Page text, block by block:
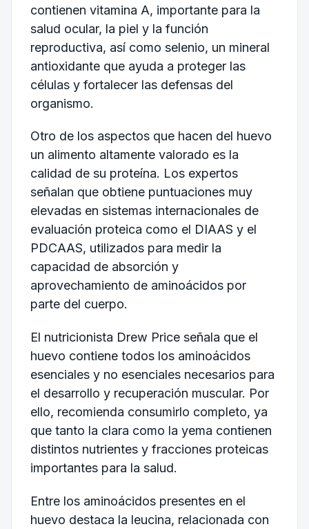
contienen vitamina A, importante para la
salud ocular, la piel y la función
reproductiva, así como selenio, un mineral
antioxidante que ayuda a proteger las
células y fortalecer las defensas del
organismo.
Otro de los aspectos que hacen del huevo
un alimento altamente valorado es la
calidad de su proteína. Los expertos
señalan que obtiene puntuaciones muy
elevadas en sistemas internacionales de
evaluación proteica como el DIAAS y el
PDCAAS, utilizados para medir la
capacidad de absorción y
aprovechamiento de aminoácidos por
parte del cuerpo.
El nutricionista Drew Price señala que el
huevo contiene todos los aminoácidos
esenciales y no esenciales necesarios para
el desarrollo y recuperación muscular. Por
ello, recomienda consumirlo completo, ya
que tanto la clara como la yema contienen
distintos nutrientes y fracciones proteicas
importantes para la salud.
Entre los aminoácidos presentes en el
huevo destaca la leucina, relacionada con